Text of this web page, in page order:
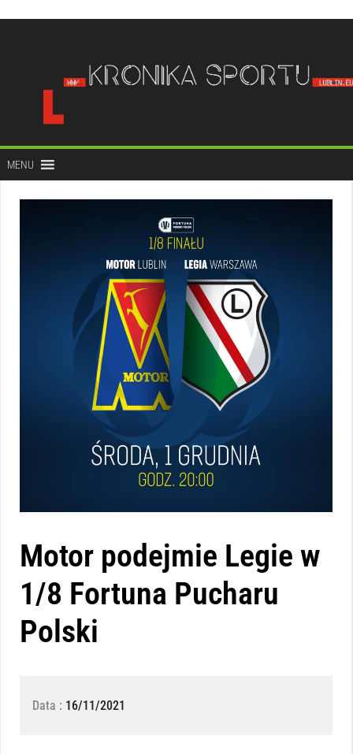
treści
MENU
Motor podejmie Legie w
1/8 Fortuna Pucharu
Polski
Data : 16/11/2021